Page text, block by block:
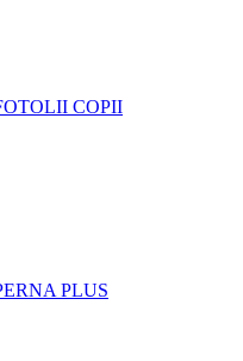
COPII
PLUS